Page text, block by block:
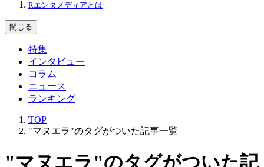
Rエンタメディアとは
閉じる
特集
インタビュー
コラム
ニュース
ランキング
TOP
"マヌエラ"のタグがついた記事一覧
"マヌエラ"のタグがついた記